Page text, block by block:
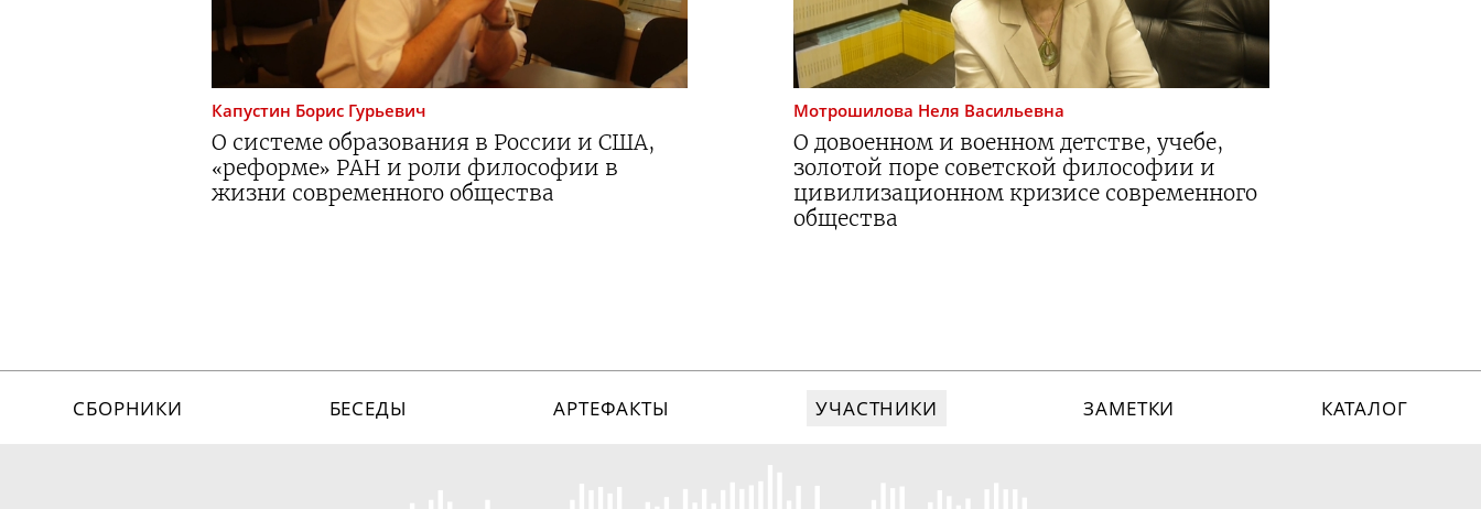
Капустин Борис Гурьевич
О системе образования в России и США,
«реформе» РАН и роли философии в
жизни современного общества
Мотрошилова Неля Васильевна
О довоенном и военном детстве, учебе,
золотой поре советской философии и
цивилизационном кризисе современного
общества
СБОРНИКИ БЕСЕДЫ АРТЕФАКТЫ УЧАСТНИКИ ЗАМЕТКИ КАТАЛОГ